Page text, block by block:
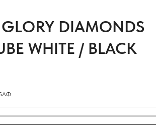
DIAMONDS
WHITE / BLACK